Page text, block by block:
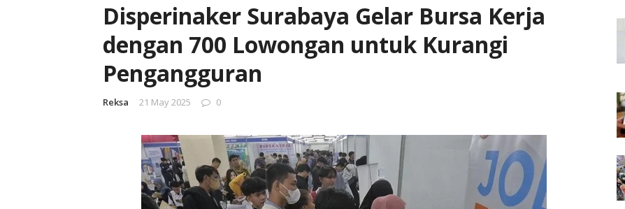
Disperinaker Surabaya Gelar Bursa Kerja
dengan 700 Lowongan untuk Kurangi
Pengangguran
Reksa 21 May 2025 0